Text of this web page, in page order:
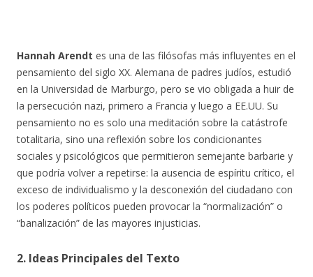
Hannah Arendt es una de las filósofas más influyentes en el
pensamiento del siglo XX. Alemana de padres judíos, estudió
en la Universidad de Marburgo, pero se vio obligada a huir de
la persecución nazi, primero a Francia y luego a EE.UU. Su
pensamiento no es solo una meditación sobre la catástrofe
totalitaria, sino una reflexión sobre los condicionantes
sociales y psicológicos que permitieron semejante barbarie y
que podría volver a repetirse: la ausencia de espíritu crítico, el
exceso de individualismo y la desconexión del ciudadano con
los poderes políticos pueden provocar la “normalización” o
“banalización” de las mayores injusticias.
2. Ideas Principales del Texto